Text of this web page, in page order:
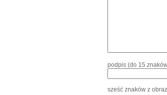
podpis (do 15
sześć znaków z